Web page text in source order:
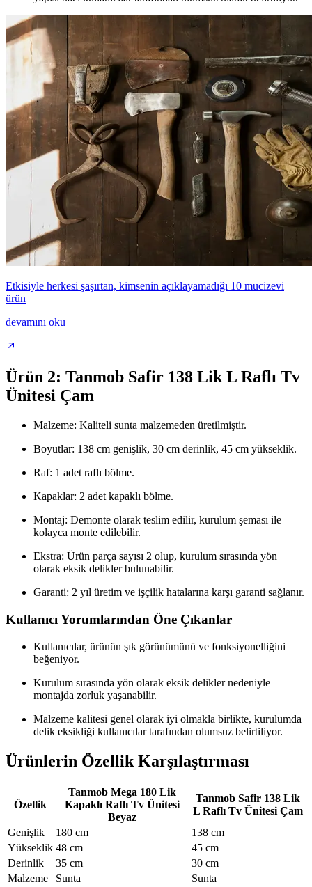
Etkisiyle herkesi şaşırtan, kimsenin açıklayamadığı 10 mucizevi
ürün
devamını oku
Ürün 2: Tanmob Safir 138 Lik L Raflı Tv
Ünitesi Çam
Malzeme: Kaliteli sunta malzemeden üretilmiştir.
Boyutlar: 138 cm genişlik, 30 cm derinlik, 45 cm yükseklik.
Raf: 1 adet raflı bölme.
Kapaklar: 2 adet kapaklı bölme.
Montaj: Demonte olarak teslim edilir, kurulum şeması ile
kolayca monte edilebilir.
Ekstra: Ürün parça sayısı 2 olup, kurulum sırasında yön
olarak eksik delikler bulunabilir.
Garanti: 2 yıl üretim ve işçilik hatalarına karşı garanti sağlanır.
Kullanıcı Yorumlarından Öne Çıkanlar
Kullanıcılar, ürünün şık görünümünü ve fonksiyonelliğini
beğeniyor.
Kurulum sırasında yön olarak eksik delikler nedeniyle
montajda zorluk yaşanabilir.
Malzeme kalitesi genel olarak iyi olmakla birlikte, kurulumda
delik eksikliği kullanıcılar tarafından olumsuz belirtiliyor.
Ürünlerin Özellik Karşılaştırması
Özellik
Tanmob Mega 180 Lik
Kapaklı Raflı Tv Ünitesi
Beyaz
Tanmob Safir 138 Lik
L Raflı Tv Ünitesi Çam
Genişlik
180 cm
138 cm
Yükseklik 48 cm
45 cm
Derinlik
35 cm
30 cm
Malzeme
Sunta
Sunta